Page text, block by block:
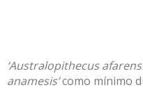
‘Australopithecus
anamesis’como mínimo